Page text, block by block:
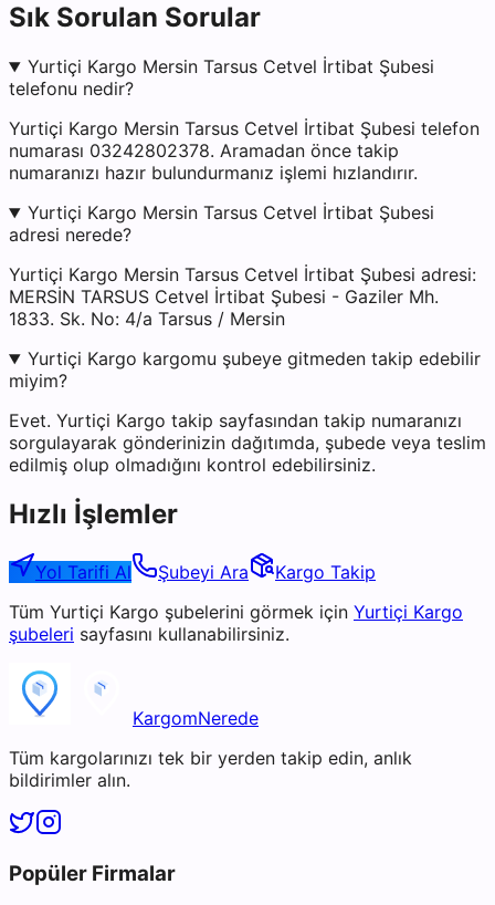
Sık Sorulan Sorular
Yurtiçi Kargo Mersin Tarsus Cetvel İrtibat Şubesi
telefonu nedir?
Yurtiçi Kargo Mersin Tarsus Cetvel İrtibat Şubesi telefon
numarası 03242802378. Aramadan önce takip
numaranızı hazır bulundurmanız işlemi hızlandırır.
Yurtiçi Kargo Mersin Tarsus Cetvel İrtibat Şubesi
adresi nerede?
Yurtiçi Kargo Mersin Tarsus Cetvel İrtibat Şubesi adresi:
MERSİN TARSUS Cetvel İrtibat Şubesi - Gaziler Mh.
1833. Sk. No: 4/a Tarsus / Mersin
Yurtiçi Kargo kargomu şubeye gitmeden takip edebilir
miyim?
Evet. Yurtiçi Kargo takip sayfasından takip numaranızı
sorgulayarak gönderinizin dağıtımda, şubede veya teslim
edilmiş olup olmadığını kontrol edebilirsiniz.
Hızlı İşlemler
Yol Tarifi Al Şubeyi Ara
Kargo Takip
Tüm Yurtiçi Kargo şubelerini görmek için Yurtiçi Kargo
şubeleri sayfasını kullanabilirsiniz.
KargomNerede
Tüm kargolarınızı tek bir yerden takip edin, anlık
bildirimler alın.
Popüler Firmalar